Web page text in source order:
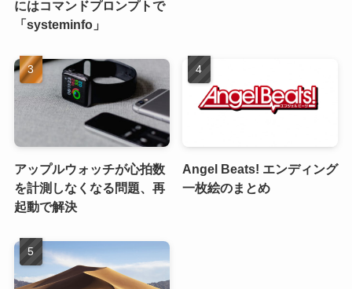
にはコマンドプロンプトで
「systeminfo」
アップルウォッチが心拍数
を計測しなくなる問題、再
起動で解決
Angel Beats! エンディング
一枚絵のまとめ